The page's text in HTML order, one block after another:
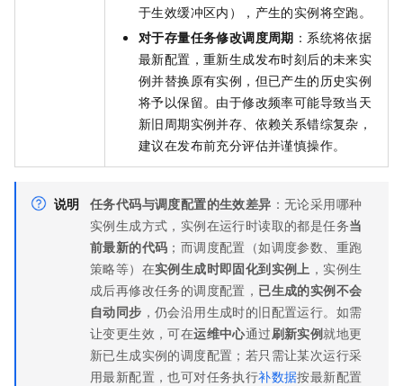
于生效缓冲区内），产生的实例将空跑。
对于存量任务修改调度周期 ：系统将依据
最新配置，重新生成发布时刻后的未来实
例并替换原有实例，但已产生的历史实例
将予以保留。由于修改频率可能导致当天
新旧周期实例并存、依赖关系错综复杂，
建议在发布前充分评估并谨慎操作。
说明 任务代码与调度配置的生效差异 ：无论采用哪种
实例生成方式，实例在运行时读取的都是任务当
前最新的代码 ；而调度配置（如调度参数、重跑
策略等）在实例生成时即固化到实例上 ，实例生
成后再修改任务的调度配置， 已生成的实例不会
自动同步 ，仍会沿用生成时的旧配置运行。如需
让变更生效，可在运维中心通过刷新实例就地更
新已生成实例的调度配置；若只需让某次运行采
用最新配置，也可对任务执行补数据按最新配置